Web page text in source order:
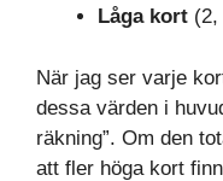
Låga kort
När jag ser varje
dessa värden i
räkning”. Om den
att fler höga kort